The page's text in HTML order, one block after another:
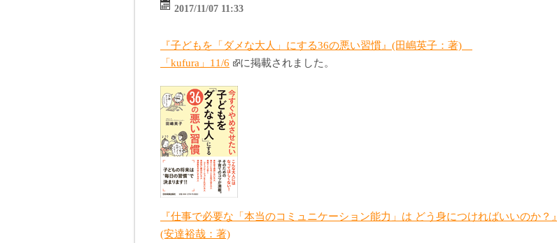
2017/11/07 11:33
『子どもを「ダメな大人」にする36の悪い習慣』(田嶋英子：著)
「kufura」11/6
に掲載されました。
『仕事で必要な「本当のコミュニケーション能力」は どう身につければいいのか？』
(安達裕哉：著)